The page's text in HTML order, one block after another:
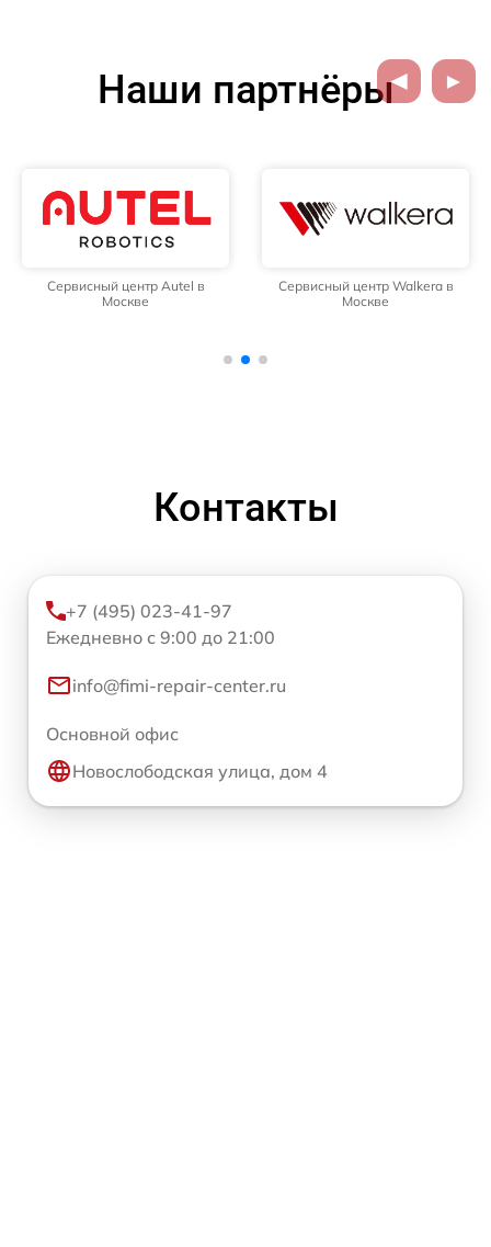
Наши партнёры
Сервисный центр Autel в
Москве
Сервисный центр Walkera в
Москве
Контакты
+7 (495) 023-41-97
Ежедневно с 9:00 до 21:00
info@fimi-repair-center.ru
Основной офис
Новослободская улица, дом 4